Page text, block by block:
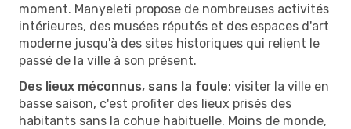
moment. Manyeleti propose de nombreuses activités
intérieures, des musées réputés et des espaces d'art
moderne jusqu'à des sites historiques qui relient le
passé de la ville à son présent.
Des lieux méconnus, sans la foule: visiter la ville en
basse saison, c'est profiter des lieux prisés des
habitants sans la cohue habituelle. Moins de monde,